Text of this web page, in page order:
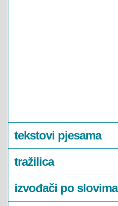
tekstovi pjesama
tražilica
izvođači po slovima